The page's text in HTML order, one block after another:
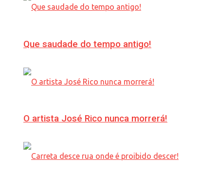
Que saudade do tempo antigo!
O artista José Rico nunca morrerá!